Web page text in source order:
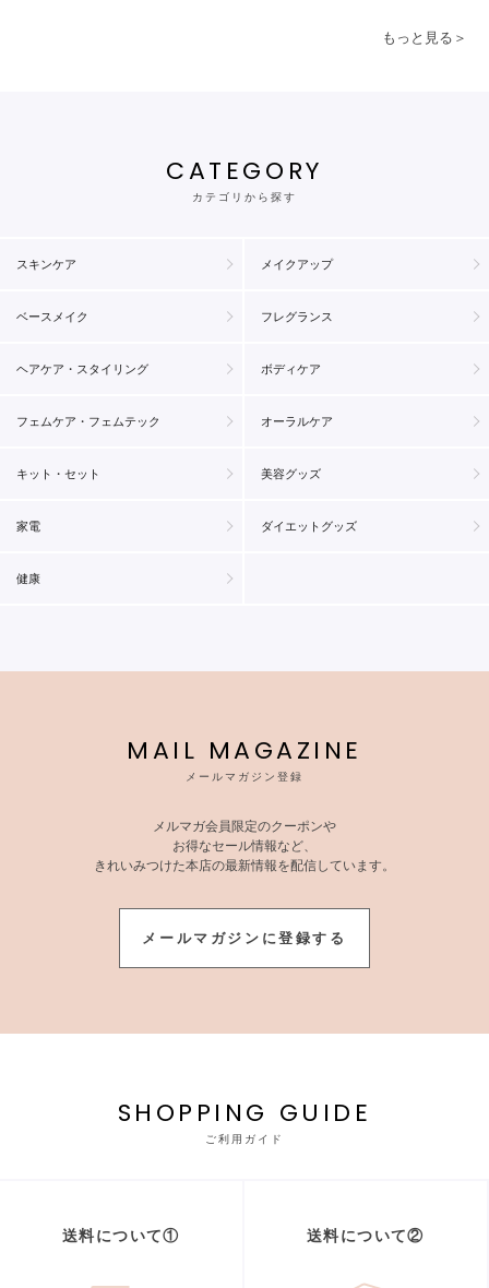
もっと見る＞
CATEGORY
カテゴリから探す
スキンケア メイクアップ
ベースメイク フレグランス
ヘアケア・スタイリング ボディケア
フェムケア・フェムテック オーラルケア
キット・セット 美容グッズ
家電 ダイエットグッズ
健康
MAIL MAGAZINE
メールマガジン登録
メルマガ会員限定のクーポンや
お得なセール情報など、
きれいみつけた本店の最新情報を配信しています。
メールマガジンに登録する
SHOPPING GUIDE
ご利用ガイド
送料について① 送料について②